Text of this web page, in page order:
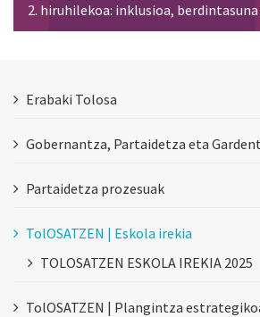
2. hiruhilekoa: inklusioa,
Erabaki Tolosa
Gobernantza, Partaidetza eta
Partaidetza prozesuak
TolOSATZEN | Eskola irekia
TOLOSATZEN ESKOLA IREKIA 2025
TolOSATZEN | Plangintza